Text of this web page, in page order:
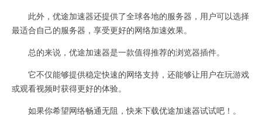
此外，优途加速器还提供了全球各地的服务器，用户可以选择
最适合自己的服务器，享受更好的网络加速效果。
总的来说，优途加速器是一款值得推荐的浏览器插件。
它不仅能够提供稳定快速的网络支持，还能够让用户在玩游戏
或观看视频时获得更好的体验。
如果你希望网络畅通无阻，快来下载优途加速器试试吧！。